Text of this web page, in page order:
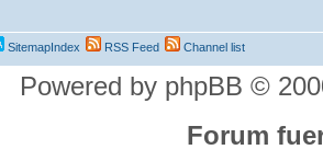
SitemapIndex RSS Feed Channel list
Powered by phpBB ©
Forum